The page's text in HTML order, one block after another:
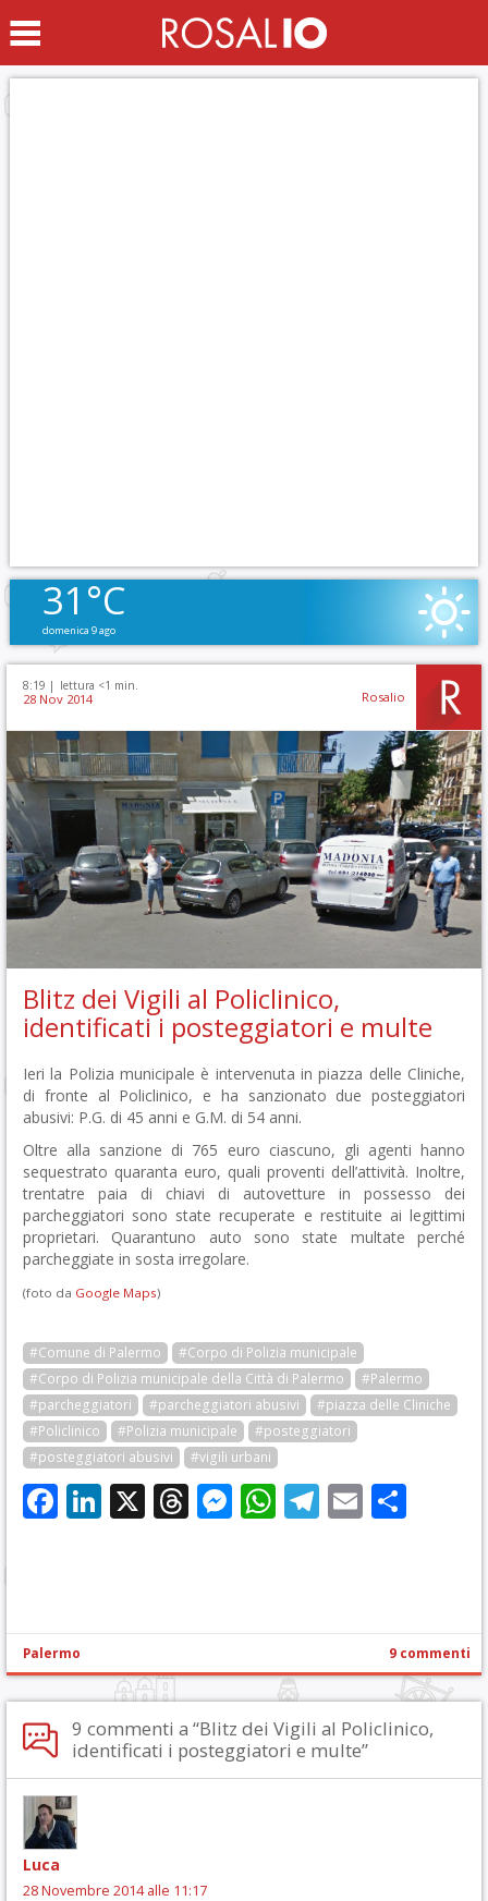
31°C
domenica 9 ago
8:19 | lettura <1 min.
28 Nov 2014 Rosalio
Blitz dei Vigili al Policlinico,
identificati i posteggiatori e multe
Ieri la Polizia municipale è intervenuta in piazza delle Cliniche,
di fronte al Policlinico, e ha sanzionato due posteggiatori
abusivi: P.G. di 45 anni e G.M. di 54 anni.
Oltre alla sanzione di 765 euro ciascuno, gli agenti hanno
sequestrato quaranta euro, quali proventi dell’attività. Inoltre,
trentatre paia di chiavi di autovetture in possesso dei
parcheggiatori sono state recuperate e restituite ai legittimi
proprietari. Quarantuno auto sono state multate perché
parcheggiate in sosta irregolare.
(foto da Google Maps)
#Comune di Palermo
#Corpo di Polizia municipale
#Corpo di Polizia municipale della Città di Palermo
#Palermo
#parcheggiatori
#parcheggiatori abusivi
#piazza delle Cliniche
#Policlinico
#Polizia municipale
#posteggiatori
#posteggiatori abusivi
#vigili urbani
Facebook
LinkedIn
X Threads
Messenger
WhatsApp
Telegram
Email
Palermo 9 commenti
9 commenti a “Blitz dei Vigili al Policlinico,
identificati i posteggiatori e multe”
Luca
28 Novembre 2014 alle 11:17